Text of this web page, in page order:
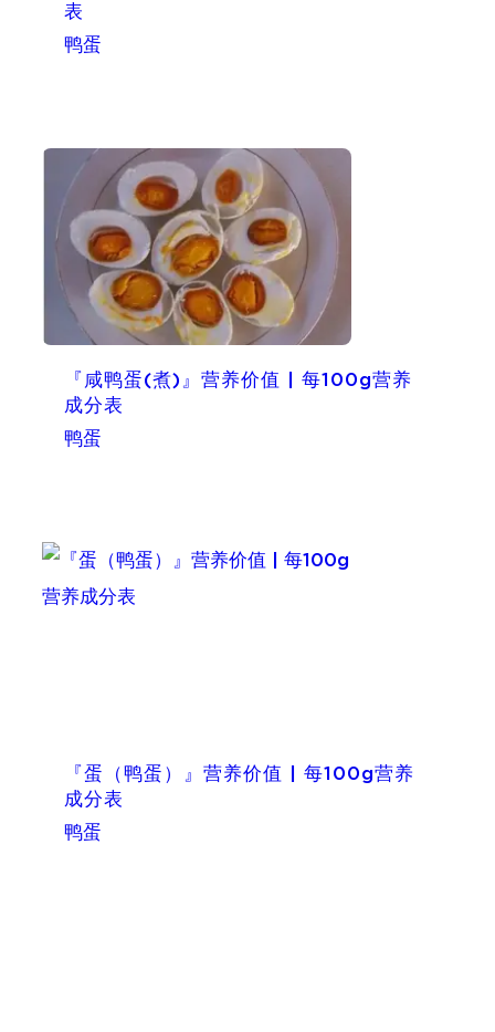
表
鸭蛋
『咸鸭蛋(煮)』营养价值 | 每100g营养
成分表
鸭蛋
『蛋（鸭蛋）』营养价值 | 每100g营养
成分表
鸭蛋